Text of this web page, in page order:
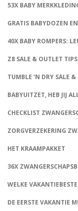
53X BABY
GRATIS BABYDOZEN
40X BABY ROMPERS:
Z8 SALE & OUTLET TIPS
TUMBLE ‘N DRY SALE
BABYUITZET, HEB JIJ
CHECKLIST
ZORGVERZEKERING
HET KRAAMPAKKET
36X
WELKE
DE EERSTE VAKANTIE